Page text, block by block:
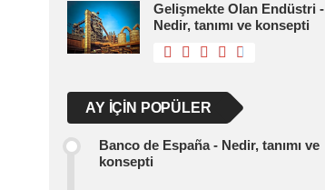
Gelişmekte Olan Endüstri -
Nedir, tanımı ve konsepti
AY IÇIN POPÜLER
Banco de España - Nedir, tanımı ve
konsepti